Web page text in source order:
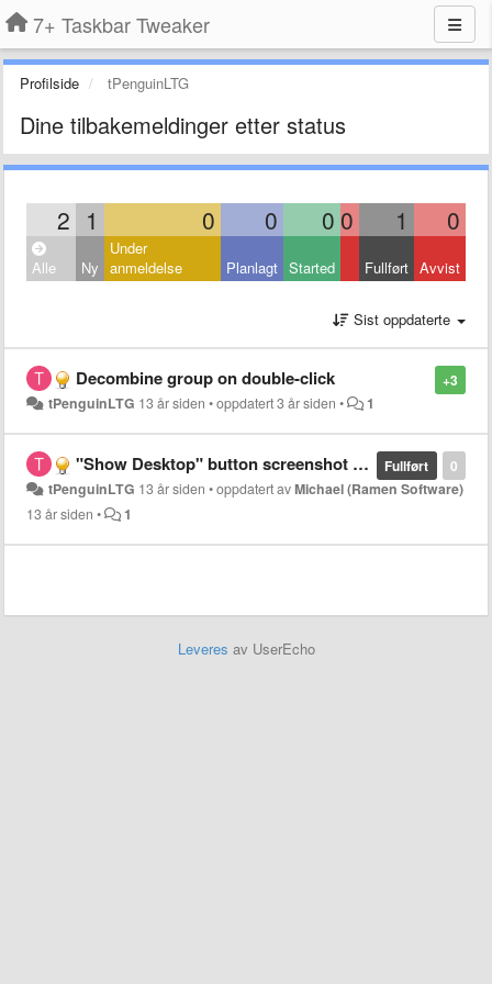
7+ Taskbar Tweaker
Profilside tPenguinLTG
Dine tilbakemeldinger etter status
2 1 0 0 0 0 1 0
Alle Ny
Under
anmeldelse
Planlagt Started Fullført Avvist
Sist oppdaterte
+3
Decombine group on double-click
tPenguinLTG 13 år siden •oppdatert3 år siden • 1
0
Fullført
"Show Desktop" button screenshot in help file should not be Win8
tPenguinLTG 13 år siden •oppdatert avMichael (Ramen Software)
13 år siden • 1
Leveres av UserEcho